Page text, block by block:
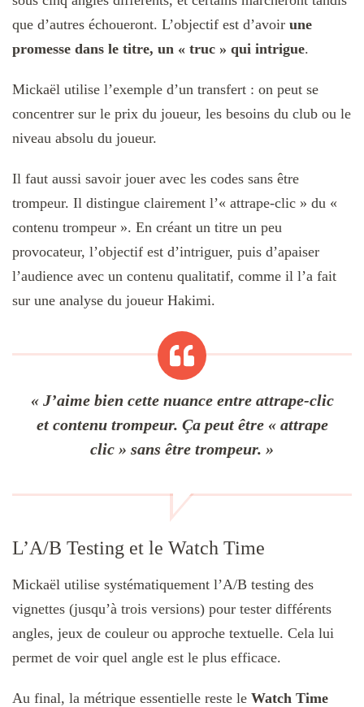
que d’autres échoueront. L’objectif est d’avoir une
promesse dans le titre, un « truc » qui intrigue.
Mickaël utilise l’exemple d’un transfert : on peut se
concentrer sur le prix du joueur, les besoins du club ou le
niveau absolu du joueur.
Il faut aussi savoir jouer avec les codes sans être
trompeur. Il distingue clairement l’« attrape-clic » du «
contenu trompeur ». En créant un titre un peu
provocateur, l’objectif est d’intriguer, puis d’apaiser
l’audience avec un contenu qualitatif, comme il l’a fait
sur une analyse du joueur Hakimi.
« J’aime bien cette nuance entre attrape-clic
et contenu trompeur. Ça peut être « attrape
clic » sans être trompeur. »
L’A/B Testing et le Watch Time
Mickaël utilise systématiquement l’A/B testing des
vignettes (jusqu’à trois versions) pour tester différents
angles, jeux de couleur ou approche textuelle. Cela lui
permet de voir quel angle est le plus efficace.
Au final, la métrique essentielle reste le Watch Time